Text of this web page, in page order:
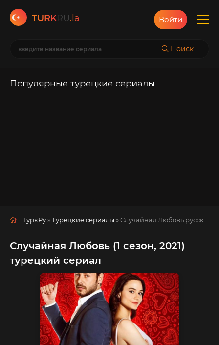
TURKRU.la
Поиск
Войти
Популярные турецкие сериалы
ТуркРу »Турецкие сериалы » Случайная Любовь русская озвучка смотреть полностью онлайн!
Случайная Любовь (1 сезон, 2021)
турецкий сериал